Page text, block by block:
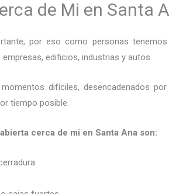
de Mi en Santa
por eso como personas
edificios, industrias y autos.
difíciles, desencadenados
tiempo posible.
abierta cerca de mi en Santa Ana